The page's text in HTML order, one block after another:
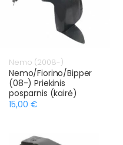
Nemo (2008-)
Nemo/Fiorino/Bipper
(08-) Priekinis
posparnis (kairė)
15,00 €